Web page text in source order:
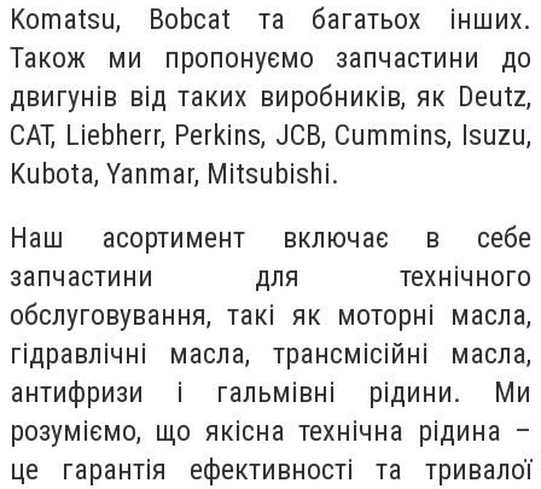
Komatsu, Bobcat та багатьох інших.
Також ми пропонуємо запчастини до
двигунів від таких виробників, як Deutz,
CAT, Liebherr, Perkins, JCB, Cummins, Isuzu,
Kubota, Yanmar, Mitsubishi.
Наш асортимент включає в себе
запчастини для технічного
обслуговування, такі як моторні масла,
гідравлічні масла, трансмісійні масла,
антифризи і гальмівні рідини. Ми
розуміємо, що якісна технічна рідина –
це гарантія ефективності та тривалої